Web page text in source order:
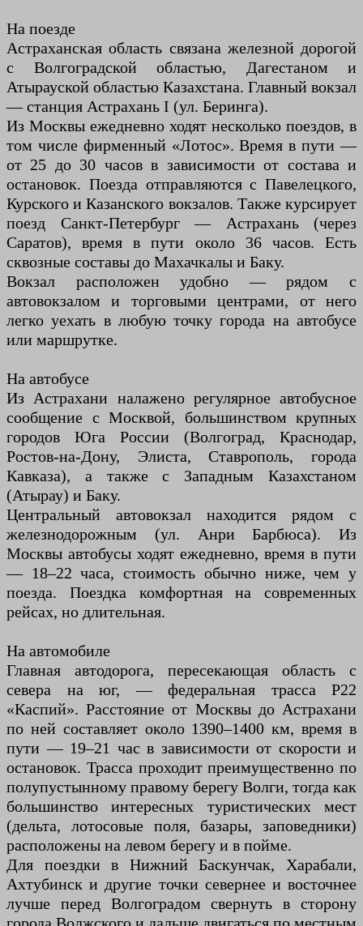
На поезде
Астраханская область связана железной дорогой
с Волгоградской областью, Дагестаном и
Атырауской областью Казахстана. Главный вокзал
— станция Астрахань I (ул. Беринга).
Из Москвы ежедневно ходят несколько поездов, в
том числе фирменный «Лотос». Время в пути —
от 25 до 30 часов в зависимости от состава и
остановок. Поезда отправляются с Павелецкого,
Курского и Казанского вокзалов. Также курсирует
поезд Санкт-Петербург — Астрахань (через
Саратов), время в пути около 36 часов. Есть
сквозные составы до Махачкалы и Баку.
Вокзал расположен удобно — рядом с
автовокзалом и торговыми центрами, от него
легко уехать в любую точку города на автобусе
или маршрутке.
На автобусе
Из Астрахани налажено регулярное автобусное
сообщение с Москвой, большинством крупных
городов Юга России (Волгоград, Краснодар,
Ростов-на-Дону, Элиста, Ставрополь, города
Кавказа), а также с Западным Казахстаном
(Атырау) и Баку.
Центральный автовокзал находится рядом с
железнодорожным (ул. Анри Барбюса). Из
Москвы автобусы ходят ежедневно, время в пути
— 18–22 часа, стоимость обычно ниже, чем у
поезда. Поездка комфортная на современных
рейсах, но длительная.
На автомобиле
Главная автодорога, пересекающая область с
севера на юг, — федеральная трасса Р22
«Каспий». Расстояние от Москвы до Астрахани
по ней составляет около 1390–1400 км, время в
пути — 19–21 час в зависимости от скорости и
остановок. Трасса проходит преимущественно по
полупустынному правому берегу Волги, тогда как
большинство интересных туристических мест
(дельта, лотосовые поля, базары, заповедники)
расположены на левом берегу и в пойме.
Для поездки в Нижний Баскунчак, Харабали,
Ахтубинск и другие точки севернее и восточнее
лучше перед Волгоградом свернуть в сторону